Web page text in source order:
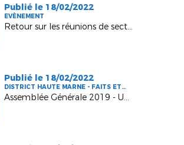
Publié le 18/02/2022
EVÈNEMENT
Retour sur les réunions de secteur 2019
Publié le 18/02/2022
DISTRICT HAUTE MARNE - FAITS ET
CHIFFRES
Assemblée Générale 2019 - Une saison d'activité pour le foot Haut-Marnais